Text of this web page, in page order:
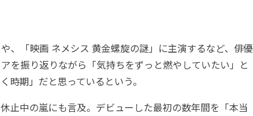
、「映画 ネメシス 黄金螺旋の謎」に主演するなど、俳優
を振り返りながら「気持ちをずっと燃やしていたい」と
時期」だと思っているという。
止中の嵐にも言及。デビューした最初の数年間を「本当